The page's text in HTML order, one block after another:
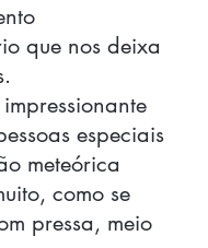
que nos deixa
especiais
meteórica
como se
pressa, meio